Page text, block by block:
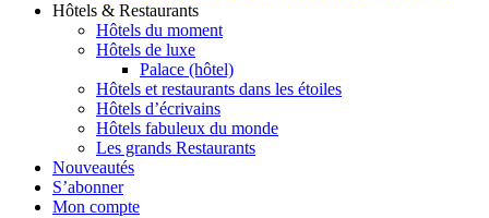
Hôtels & Restaurants
Hôtels du moment
Hôtels de luxe
Palace (hôtel)
Hôtels et restaurants dans les étoiles
Hôtels d’écrivains
Hôtels fabuleux du monde
Les grands Restaurants
Nouveautés
S’abonner
Mon compte